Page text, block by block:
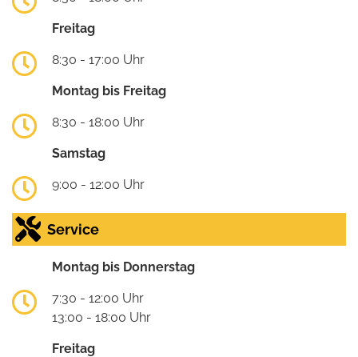
Freitag
8:30 - 17:00 Uhr
Montag bis Freitag
8:30 - 18:00 Uhr
Samstag
9:00 - 12:00 Uhr
Service
Montag bis Donnerstag
7:30 - 12:00 Uhr
13:00 - 18:00 Uhr
Freitag